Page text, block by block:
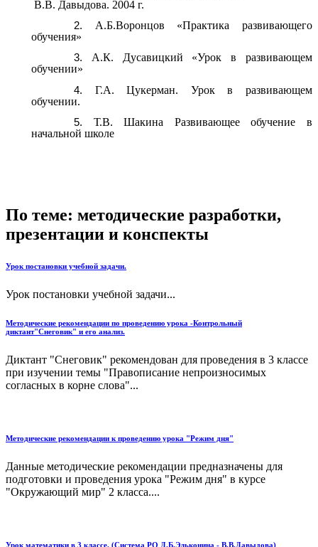
В.В. Давыдова. 2004 г.
А.Б.Воронцов «Практика развивающего
обучения»
А.К. Дусавицкий «Урок в развивающем
обучении»
Г.А. Цукерман. Урок в развивающем
обучении.
Т.В. Шакина Развивающее обучение в
начальной школе
По теме: методические разработки,
презентации и конспекты
Урок постановки учебной задачи.
Урок постановки учебной задачи...
Методические рекомендации по проведению урока -Контрольный
диктант"Снеговик" и его анализ.
Диктант "Снеговик" рекомендован для проведения в 3 классе
при изучении темы "Правописание непроизносимых
согласных в корне слова"...
Методические рекомендации к проведению урока "Режим дня"
Данные методические рекомендации предназначены для
подготовки и проведения урока "Режим дня" в курсе
"Окружающий мир" 2 класса....
Урок математики в 3 классе. (Система РО Д.Б.Эльконина - В.В.Давыдова)